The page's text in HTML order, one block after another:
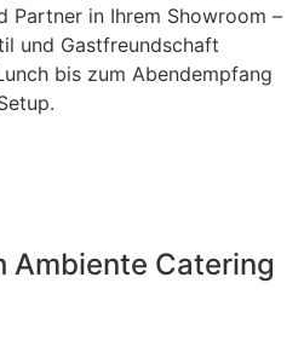
Partner in Ihrem Showroom –
und Gastfreundschaft
bis zum Abendempfang
Ambiente Catering